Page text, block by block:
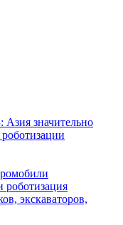
значительно
роботизация
экскаваторов,